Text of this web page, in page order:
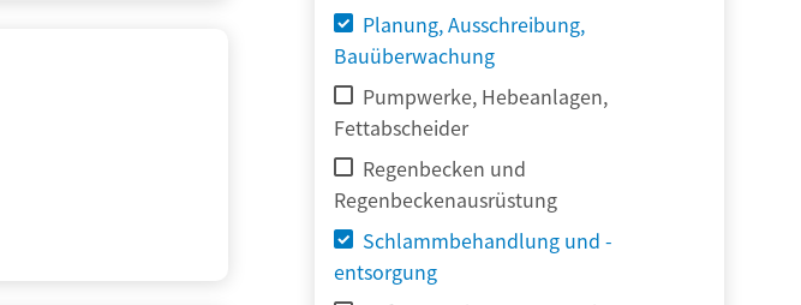
Planung, Ausschreibung,
Bauüberwachung
Pumpwerke, Hebeanlagen,
Fettabscheider
Regenbecken und
Regenbeckenausrüstung
Schlammbehandlung und -
entsorgung